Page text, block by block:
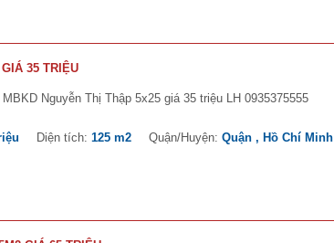
35 TRIỆU
Nguyễn Thị Thập 5x25 giá 35 triệu LH 0935375555
Diện tích: 125 m2 Quận/Huyện: Quận , Hồ Chí Minh